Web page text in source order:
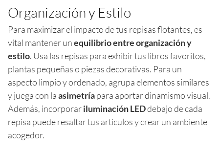
Organización y Estilo
Para maximizar el impacto de tus repisas flotantes, es
vital mantener unequilibrio entre organización y
estilo. Usa las repisas para exhibir tus libros favoritos,
plantas pequeñas o piezas decorativas. Para un
aspecto limpio y ordenado, agrupa elementos similares
y juega con laasimetríapara aportar dinamismo visual.
Además, incorporariluminación LEDdebajo de cada
repisa puede resaltar tus artículos y crear un ambiente
acogedor.